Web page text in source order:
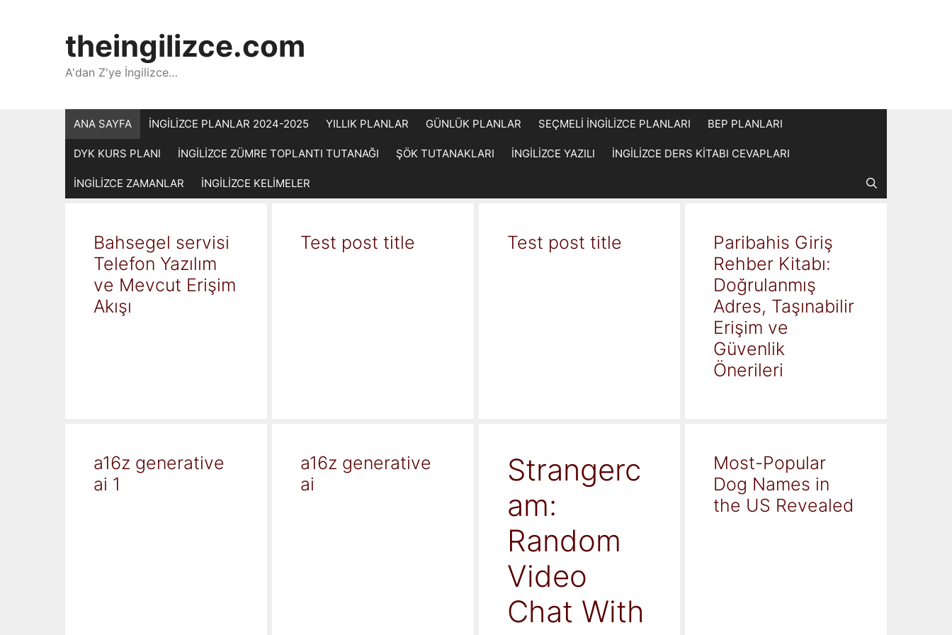
theingilizce.com
A'dan Z'ye İngilizce…
ANA SAYFA İNGİLİZCE PLANLAR 2024-2025 YILLIK PLANLAR GÜNLÜK PLANLAR SEÇMELİ İNGİLİZCE PLANLARI BEP PLANLARI
DYK KURS PLANI İNGİLİZCE ZÜMRE TOPLANTI TUTANAĞI ŞÖK TUTANAKLARI İNGİLİZCE YAZILI İNGİLİZCE DERS KİTABI CEVAPLARI
İNGİLİZCE ZAMANLAR İNGİLİZCE KELİMELER
Bahsegel servisi
Telefon Yazılım
ve Mevcut Erişim
Akışı
Test post title Test post title
Paribahis Giriş
Rehber Kitabı:
Doğrulanmış
Adres, Taşınabilir
Erişim ve
Güvenlik
Önerileri
a16z generative
ai 1
a16z generative
ai
Strangerc
am:
Random
Video
Chat With
Most-Popular
Dog Names in
the US Revealed